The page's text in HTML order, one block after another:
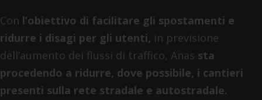
Con l’obiettivo di facilitare gli spostamenti e
ridurre i disagi per gli utenti, in previsione
dell’aumento dei flussi di traffico, Anas sta
procedendo a ridurre, dove possibile, i cantieri
presenti sulla rete stradale e autostradale.